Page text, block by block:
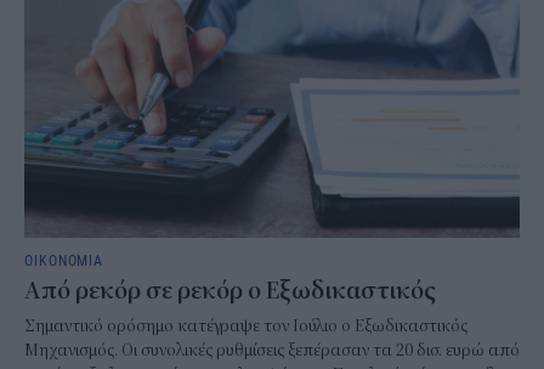
ΟΙΚΟΝΟΜΙΑ
Από ρεκόρ σε ρεκόρ ο Εξωδικαστικός
Σημαντικό ορόσημο κατέγραψε τον Ιούλιο ο Εξωδικαστικός
Μηχανισμός. Οι συνολικές ρυθμίσεις ξεπέρασαν τα 20 δισ. ευρώ από